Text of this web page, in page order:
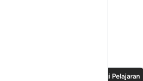
Baca Lagi Pelajaran